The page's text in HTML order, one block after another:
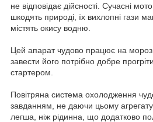
не відповідає дійсності. Сучасні
шкодять природі, їх вихлопні гази
містять окису водню.
Цей апарат чудово працює на
завести його потрібно добре
стартером.
Повітряна система охолодження
завданням, не даючи цьому
легша, ніж рідинна, що додатково